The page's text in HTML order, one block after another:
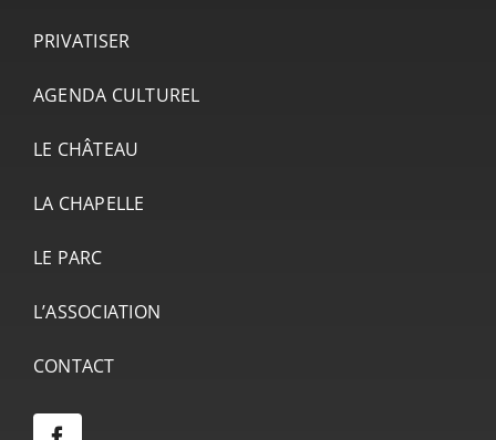
PRIVATISER
AGENDA CULTUREL
LE CHÂTEAU
LA CHAPELLE
LE PARC
L’ASSOCIATION
CONTACT